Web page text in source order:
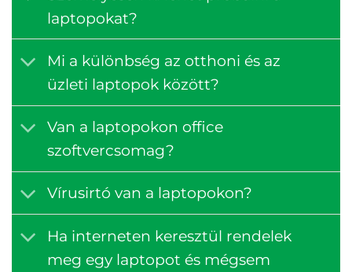
laptopokat?
Mi a különbség az otthoni és az
üzleti laptopok között?
Van a laptopokon office
szoftvercsomag?
Vírusirtó van a laptopokon?
Ha interneten keresztül rendelek
meg egy laptopot és mégsem